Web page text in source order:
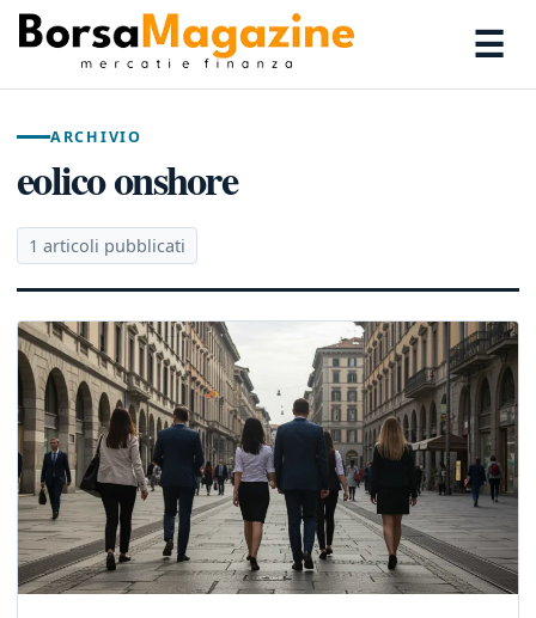
☰
ARCHIVIO
eolico onshore
1 articoli pubblicati